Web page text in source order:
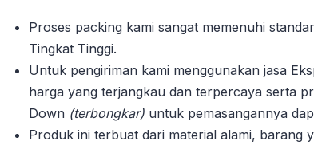
Proses packing kami sangat memenuhi
Tingkat Tinggi.
Untuk pengiriman kami menggunakan jasa
harga yang terjangkau dan terpercaya serta
Down (terbongkar) untuk pemasangannya
Produk ini terbuat dari material alami, barang